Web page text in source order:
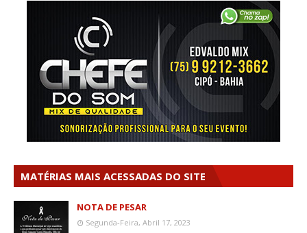
MATÉRIAS MAIS ACESSADAS DO SITE
NOTA DE PESAR
Segunda-Feira, Abril 17, 2023